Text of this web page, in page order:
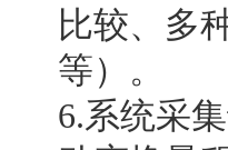
比较、
等）。
6.系统采集